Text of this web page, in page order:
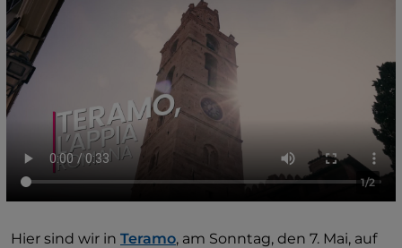
1/2
Hier sind wir in Teramo, am Sonntag, den 7. Mai, auf